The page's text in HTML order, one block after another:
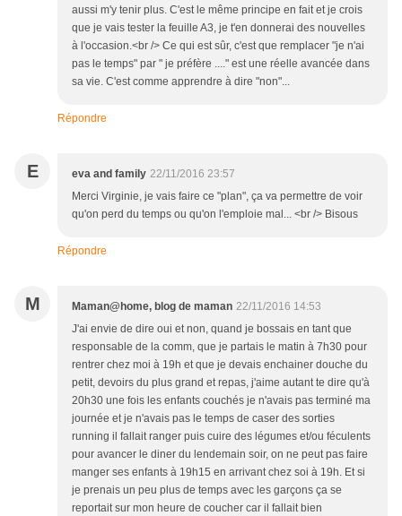
aussi m'y tenir plus. C'est le même principe en fait et je crois
que je vais tester la feuille A3, je t'en donnerai des nouvelles
à l'occasion.<br /> Ce qui est sûr, c'est que remplacer "je n'ai
pas le temps" par " je préfère ...." est une réelle avancée dans
sa vie. C'est comme apprendre à dire "non"...
Répondre
E eva and family 22/11/2016 23:57
Merci Virginie, je vais faire ce "plan", ça va permettre de voir
qu'on perd du temps ou qu'on l'emploie mal... <br /> Bisous
Répondre
M Maman@home, blog de maman 22/11/2016 14:53
J'ai envie de dire oui et non, quand je bossais en tant que
responsable de la comm, que je partais le matin à 7h30 pour
rentrer chez moi à 19h et que je devais enchainer douche du
petit, devoirs du plus grand et repas, j'aime autant te dire qu'à
20h30 une fois les enfants couchés je n'avais pas terminé ma
journée et je n'avais pas le temps de caser des sorties
running il fallait ranger puis cuire des légumes et/ou féculents
pour avancer le diner du lendemain soir, on ne peut pas faire
manger ses enfants à 19h15 en arrivant chez soi à 19h. Et si
je prenais un peu plus de temps avec les garçons ça se
reportait sur mon heure de coucher car il fallait bien